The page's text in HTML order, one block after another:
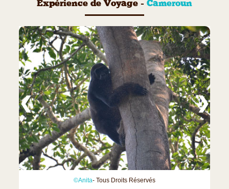
Expérience de Voyage - Cameroun
©Anita- Tous Droits Réservés
❮ ❯